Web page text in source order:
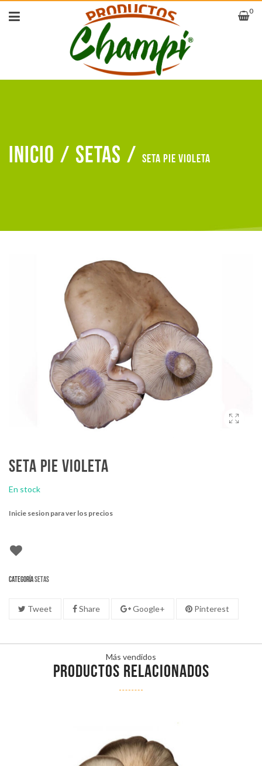
0
Inicio / Setas / Seta pie violeta
Seta pie violeta
En stock
Inicie sesion para ver los precios
CategoríaSetas
Tweet Share Google+ Pinterest
Más vendidos
PRODUCTOS RELACIONADOS